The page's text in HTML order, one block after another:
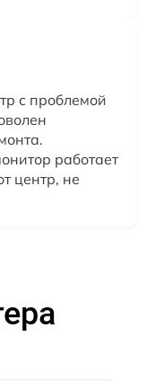
с проблемой
работает
центр, не